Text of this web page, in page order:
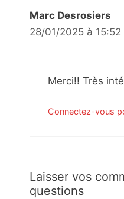
Marc Desrosiers
28/01/2025 à 15:52
Merci!! Très
Connectez-vous
Laisser vos
questions